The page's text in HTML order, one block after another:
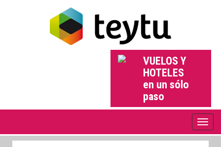
VUELOS Y
HOTELES
en un sólo
paso
Toggle